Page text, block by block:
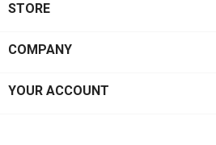
STORE
COMPANY
YOUR ACCOUNT